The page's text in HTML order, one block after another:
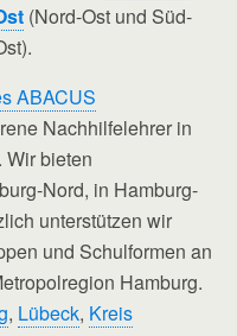
(Nord-Ost und Süd-
ABACUS
Nachhilfelehrer in
Wir bieten
Nord, in Hamburg-
unterstützen wir
und Schulformen an
Hamburg.
, Lübeck, Kreis